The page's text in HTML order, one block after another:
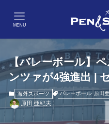
MENU
【バレーボール】
ンツァが4強進出 |
海外スポーツ バレーボール 原田
原田 亜紀夫